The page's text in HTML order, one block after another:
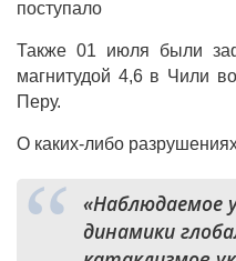
поступало
Также 01 июля были
магнитудой 4,6 в Чили
Перу.
О каких-либо
«Наблюдаемое
динамики